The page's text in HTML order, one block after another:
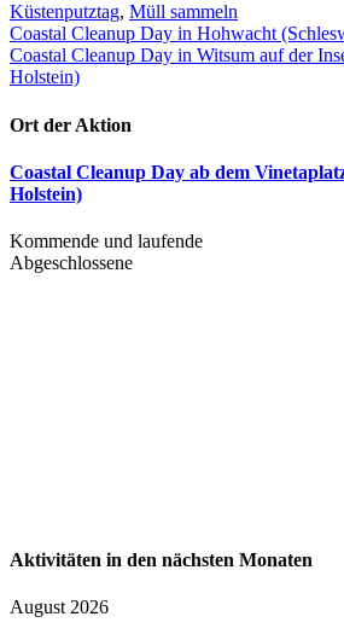
Küstenputztag, Müll sammeln
Beitragsnavigation
Coastal Cleanup Day in Hohwacht
Coastal Cleanup Day in Witsum auf der
Holstein)
Ort der Aktion
Coastal Cleanup Day ab dem
Holstein)
Kommende und laufende
Abgeschlossene
Aktivitäten in den nächsten Monaten
August 2026